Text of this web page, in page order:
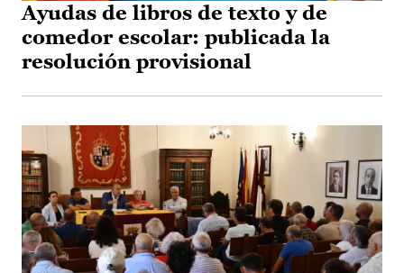
Ayudas de libros de texto y de
comedor escolar: publicada la
resolución provisional